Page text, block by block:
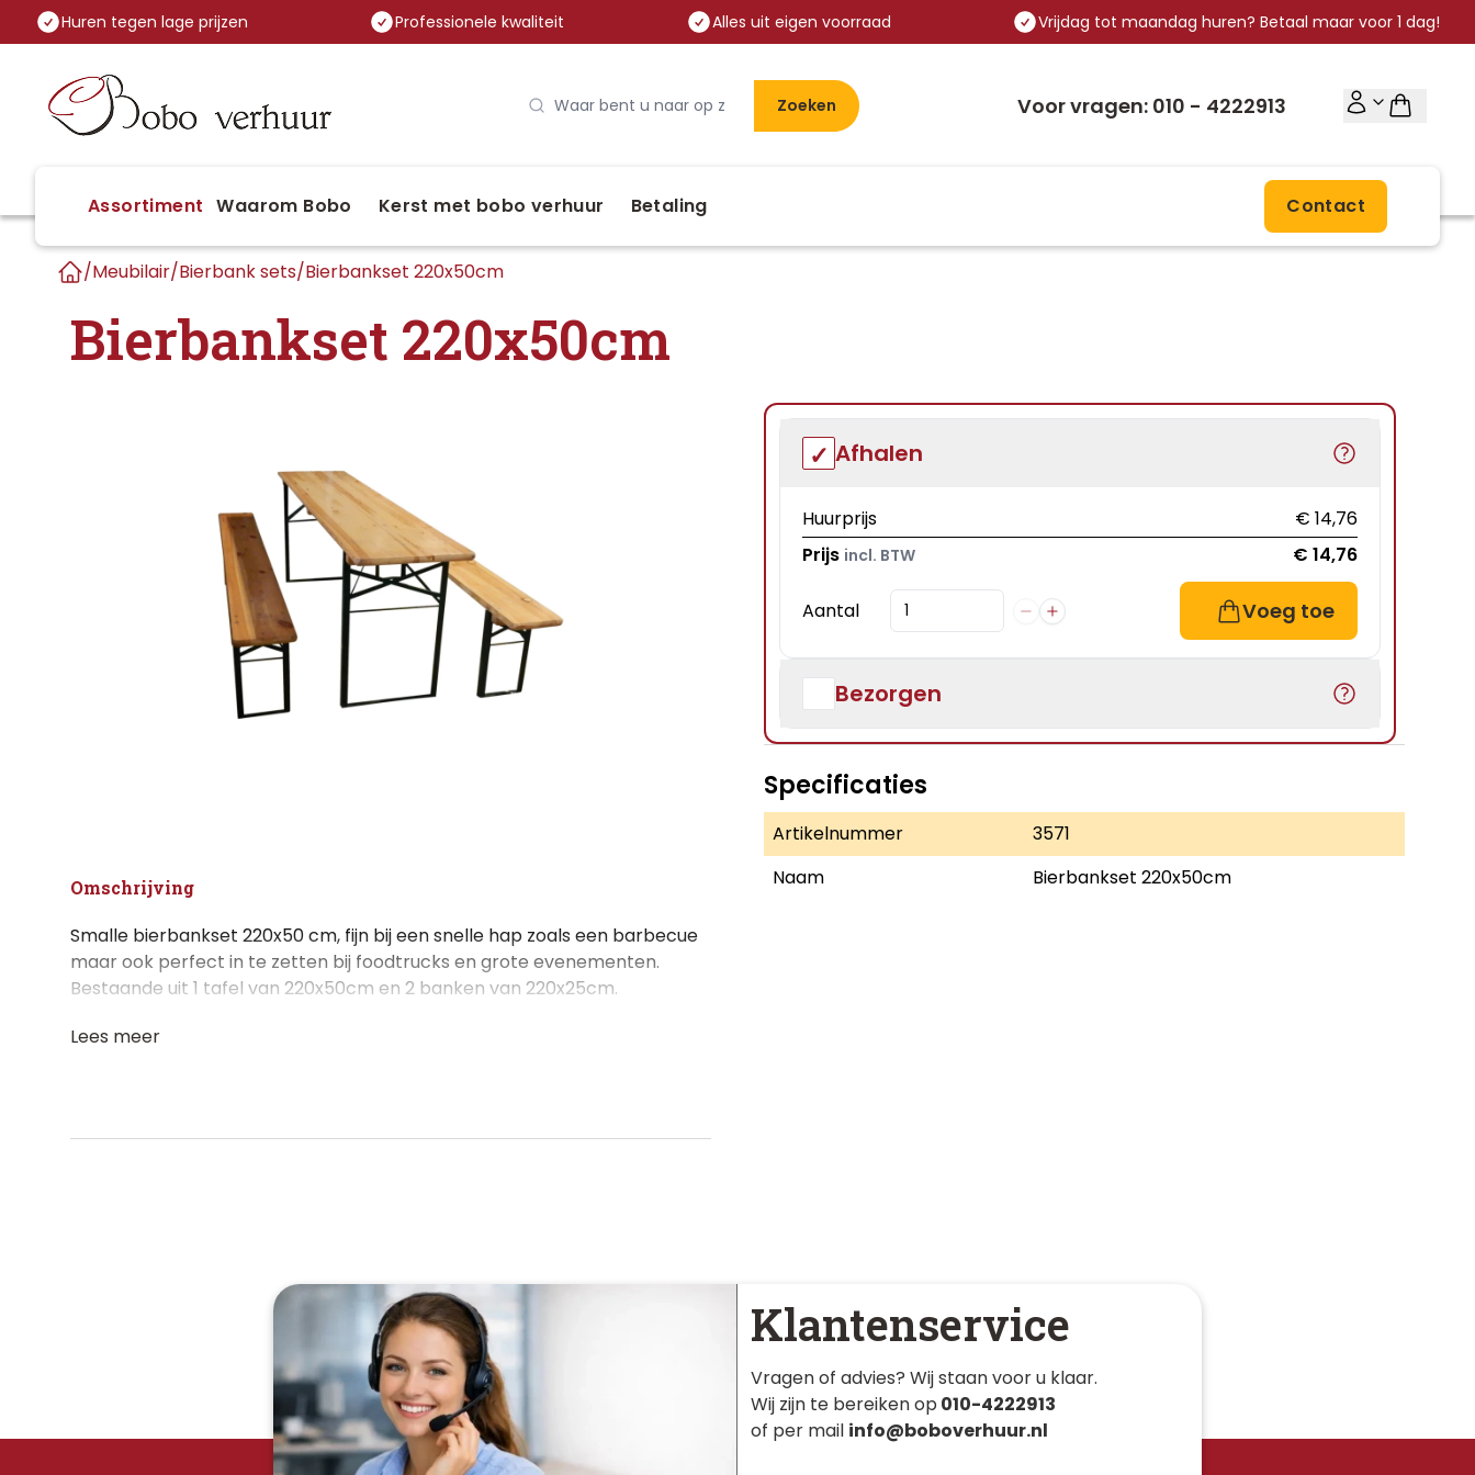
Huren tegen lage prijzen Professionele kwaliteit Alles uit eigen voorraad Vrijdag tot maandag huren? Betaal maar voor 1 dag!
Zoeken Voor vragen: 010 - 4222913
Assortiment Waarom Bobo Kerst met bobo verhuur Betaling Contact
/Meubilair/Bierbank sets/Bierbankset 220x50cm
Bierbankset 220x50cm
Omschrijving
Smalle bierbankset 220x50 cm, fijn bij een snelle hap zoals een barbecue
maar ook perfect in te zetten bij foodtrucks en grote evenementen.
Bestaande uit 1 tafel van 220x50cm en 2 banken van 220x25cm.
Lees meer
Afhalen
Huurprijs
€ 14,76
Prijs incl. BTW € 14,76
Aantal Voeg toe
Bezorgen
Specificaties
Artikelnummer
3571
Naam
Bierbankset 220x50cm
Klantenservice
Vragen of advies? Wij staan voor u klaar.
Wij zijn te bereiken op 010-4222913
of per mail info@boboverhuur.nl